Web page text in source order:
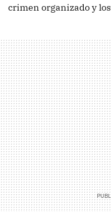
crimen organizado y los